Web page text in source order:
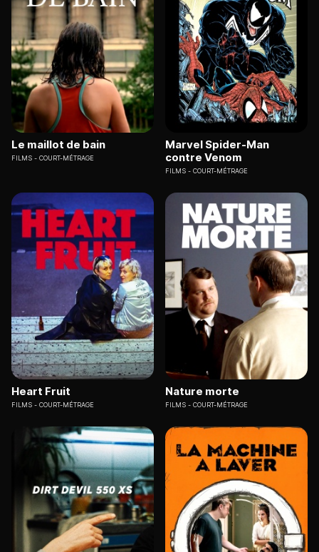
Le maillot de bain
FILMS COURT-MÉTRAGE
Marvel Spider-Man
contre Venom
FILMS COURT-MÉTRAGE
Heart Fruit
FILMS COURT-MÉTRAGE
Nature morte
FILMS COURT-MÉTRAGE